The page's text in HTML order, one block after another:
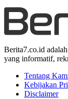
Berita7.co.id
yang informatif,
Tentang
Kebijakan
Disclaimer